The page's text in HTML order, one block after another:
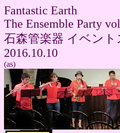
Fantastic Earth
The Ensemble Party
石森管楽器 イベント
2016.10.10
(as)